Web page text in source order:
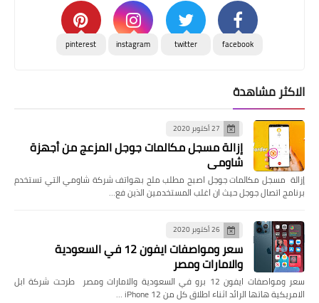
facebook
twitter
instagram
pinterest
الاكثر مشاهدة
27 أكتوبر 2020
إزالة مسجل مكالمات جوجل المزعج من أجهزة
شاومي
إزالة مسجل مكالمات جوجل اصبح مطلب ملح بهواتف شركة شاومي التي تستخدم
برنامج اتصال جوجل حيث ان اغلب المستخدمين الذين فع…
26 أكتوبر 2020
سعر ومواصفات ايفون 12 في السعودية
والامارات ومصر
سعر ومواصفات ايفون 12 برو في السعودية والامارات ومصر طرحت شركة ابل
الامريكية هاتها الرائد اثناء اطلاق كل من iPhone 12 …